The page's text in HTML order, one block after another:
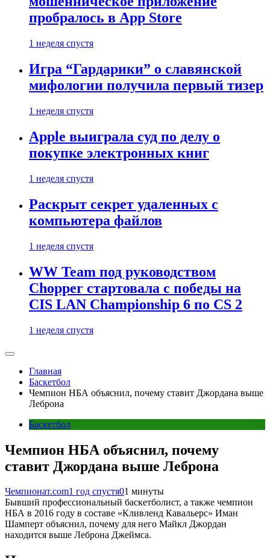
пробралось в App Store
1 неделя спустя
Игра “Гардарики” о славянской
мифологии получила первый тизер
1 неделя спустя
Apple выиграла суд по делу о
покупке электронных книг
1 неделя спустя
Раскрыт секрет удаленных с
компьютера файлов
1 неделя спустя
WW Team под руководством
Chopper стартовала с победы на
CIS LAN Championship 6 по CS 2
1 неделя спустя
Главная
Баскетбол
Чемпион НБА объяснил, почему ставит Джордана выше
Леброна
Баскетбол
Чемпион НБА объяснил, почему
ставит Джордана выше Леброна
Чемпионат.com1 год спустя01 минуты
Бывший профессиональный баскетболист, а также чемпион
НБА в 2016 году в составе «Кливленд Кавальерс» Иман
Шамперт объяснил, почему для него Майкл Джордан
находится выше Леброна Джеймса.